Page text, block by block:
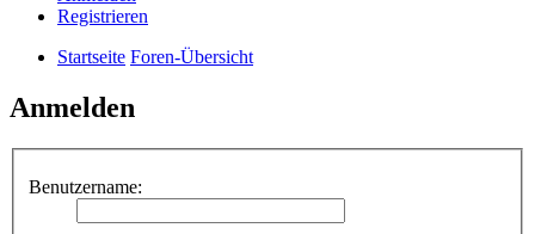
Registrieren
Startseite Foren-Übersicht
Anmelden
Benutzername: